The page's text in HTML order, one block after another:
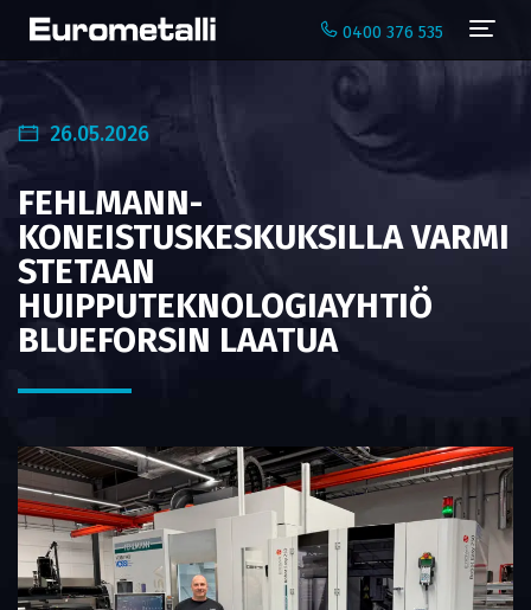
0400 376 535
26.05.2026
FEHLMANN-
KONEISTUSKESKUKSILLA VARMI
STETAAN
HUIPPUTEKNOLOGIAYHTIÖ
BLUEFORSIN LAATUA